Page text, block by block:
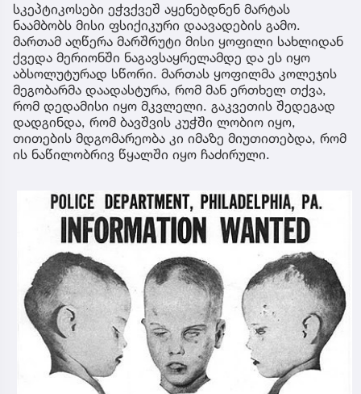
სკეპტიკოსები ეჭვქვეშ აყენებდნენ მარტას
ნაამბობს მისი ფსიქიკური დაავადების გამო.
მართამ აღწერა მარშრუტი მისი ყოფილი სახლიდან
ქვედა მერიონში ნაგავსაყრელამდე და ეს იყო
აბსოლუტურად სწორი. მართას ყოფილმა კოლეჯის
მეგობარმა დაადასტურა, რომ მან ერთხელ თქვა,
რომ დედამისი იყო მკვლელი. გაკვეთის შედეგად
დადგინდა, რომ ბავშვის კუჭში ლობიო იყო,
თითების მდგომარეობა კი იმაზე მიუთითებდა, რომ
ის ნაწილობრივ წყალში იყო ჩაძირული.